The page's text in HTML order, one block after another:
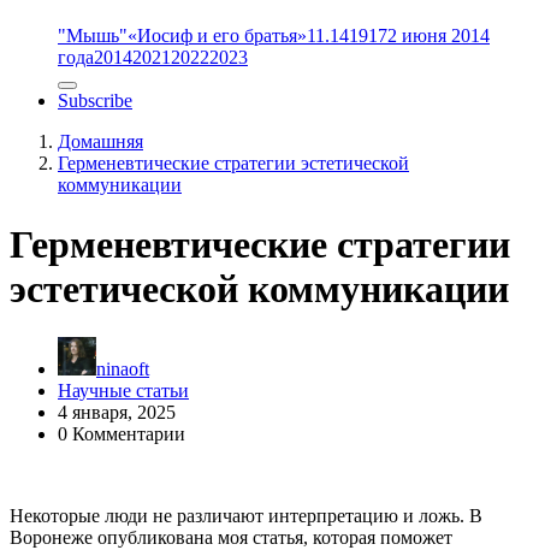
"Мышь"«Иосиф и его братья»11.1419172 июня 2014
года2014202120222023
Subscribe
Домашняя
Герменевтические стратегии эстетической
коммуникации
Герменевтические стратегии
эстетической коммуникации
ninaoft
Научные статьи
4 января, 2025
0 Комментарии
Некоторые люди не различают интерпретацию и ложь. В
Воронеже опубликована моя статья, которая поможет